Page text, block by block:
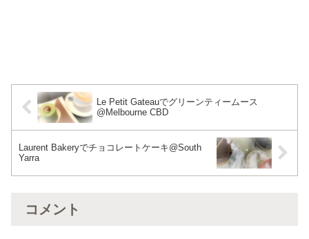
Le Petit Gateauでグリーンティームース
@Melbourne CBD
Laurent Bakeryでチョコレートケーキ@South
Yarra
コメント